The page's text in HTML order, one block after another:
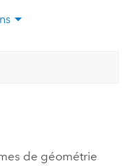
de géométrie